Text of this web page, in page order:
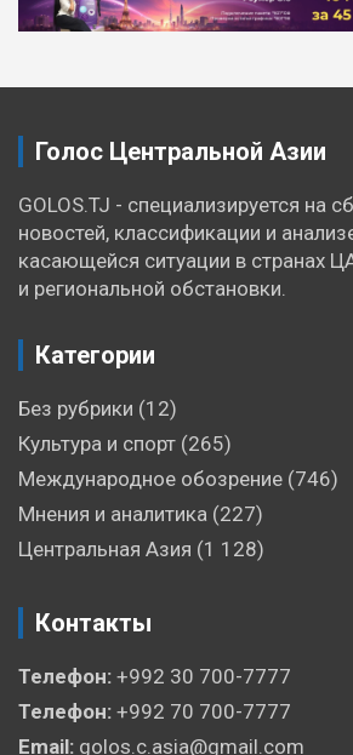
Голос Центральной Азии
GOLOS.TJ - специализируется на
новостей, классификации и
касающейся ситуации в странах
и региональной обстановки.
Категории
Без рубрики (12)
Культура и спорт (265)
Международное обозрение (746)
Мнения и аналитика (227)
Центральная Азия (1 128)
Контакты
Телефон: +992 30 700-7777
Телефон: +992 70 700-7777
Email: golos.c.asia@gmail.com